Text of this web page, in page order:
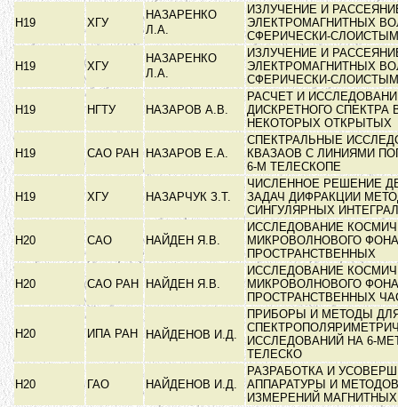
Н19 ХГУ
НАЗАРЕНКО
Л.А.
ИЗЛУЧЕНИЕ И
ЭЛЕКТРОМАГНИТНЫХ
СФЕРИЧЕСКИ-
Н19 ХГУ
НАЗАРЕНКО
Л.А.
ИЗЛУЧЕНИЕ И
ЭЛЕКТРОМАГНИТНЫХ
СФЕРИЧЕСКИ-
Н19 НГТУ НАЗАРОВ А.В.
РАСЧЕТ И
ДИСКРЕТНОГО СПЕКТРА
НЕКОТОРЫХ ОТКРЫТЫХ
Н19 САО РАН НАЗАРОВ Е.А.
СПЕКТРАЛЬНЫЕ
КВАЗАОВ С ЛИНИЯМИ
6-М ТЕЛЕСКОПЕ
Н19 ХГУ НАЗАРЧУК З.Т.
ЧИСЛЕННОЕ РЕШЕНИЕ
ЗАДАЧ ДИФРАКЦИИ
СИНГУЛЯРНЫХ
Н20 САО НАЙДЕН Я.В.
ИССЛЕДОВАНИЕ
МИКРОВОЛНОВОГО
ПРОСТРАНСТВЕННЫХ
Н20 САО РАН НАЙДЕН Я.В.
ИССЛЕДОВАНИЕ
МИКРОВОЛНОВОГО
ПРОСТРАНСТВЕННЫХ
Н20 ИПА РАН НАЙДЕНОВ И.Д.
ПРИБОРЫ И МЕТОДЫ
ИССЛЕДОВАНИЙ НА 6-
ТЕЛЕСКО
Н20 ГАО НАЙДЕНОВ И.Д.
РАЗРАБОТКА И
АППАРАТУРЫ И
ИЗМЕРЕНИЙ